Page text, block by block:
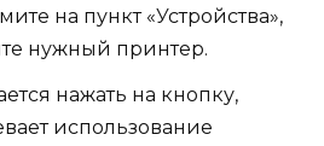
на пункт «Устройства»,
нужный принтер.
нажать на кнопку,
использование